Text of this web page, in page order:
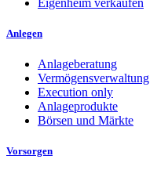
Anlegen
Anlageberatung
Vermögensverwaltung
Execution only
Anlageprodukte
Börsen und Märkte
Vorsorgen